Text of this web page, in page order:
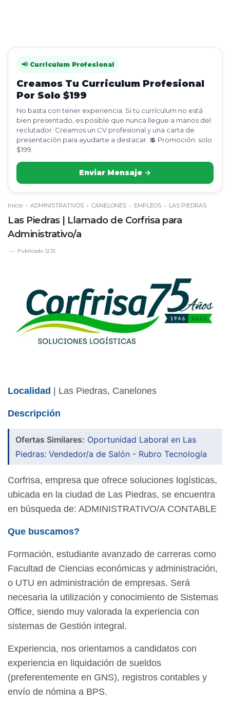
📢 Curriculum Profesional
Creamos Tu Curriculum Profesional
Por Solo $199
No basta con tener experiencia. Si tu currículum no está
bien presentado, es posible que nunca llegue a manos del
reclutador. Creamos un CV profesional y una carta de
presentación para ayudarte a destacar. 💲 Promoción: solo
$199.
Enviar Mensaje →
Inicio › ADMINISTRATIVOS › CANELONES › EMPLEOS › LAS PIEDRAS
Las Piedras | Llamado de Corfrisa para
Administrativo/a
Publicado 12:31
Localidad | Las Piedras, Canelones
Descripción
Ofertas Similares: Oportunidad Laboral en Las
Piedras: Vendedor/a de Salón - Rubro Tecnología
Corfrisa, empresa que ofrece soluciones logísticas,
ubicada en la ciudad de Las Piedras, se encuentra
en búsqueda de: ADMINISTRATIVO/A CONTABLE
Que buscamos?
Formación, estudiante avanzado de carreras como
Facultad de Ciencias económicas y administración,
o UTU en administración de empresas. Será
necesaria la utilización y conocimiento de Sistemas
Office, siendo muy valorada la experiencia con
sistemas de Gestión integral.
Experiencia, nos orientamos a candidatos con
experiencia en liquidación de sueldos
(preferentemente en GNS), registros contables y
envío de nómina a BPS.